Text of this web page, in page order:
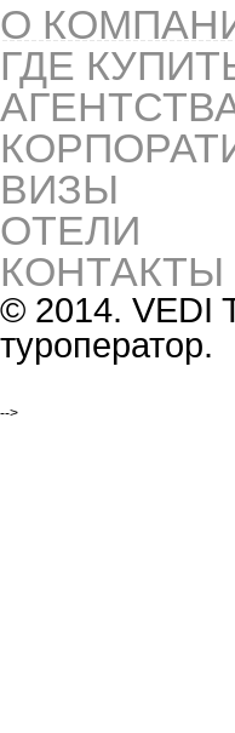
О
ГДЕ
ВИЗЫ
ОТЕЛИ
КОНТАКТЫ
© 2014. VEDI
туроператор.
-->